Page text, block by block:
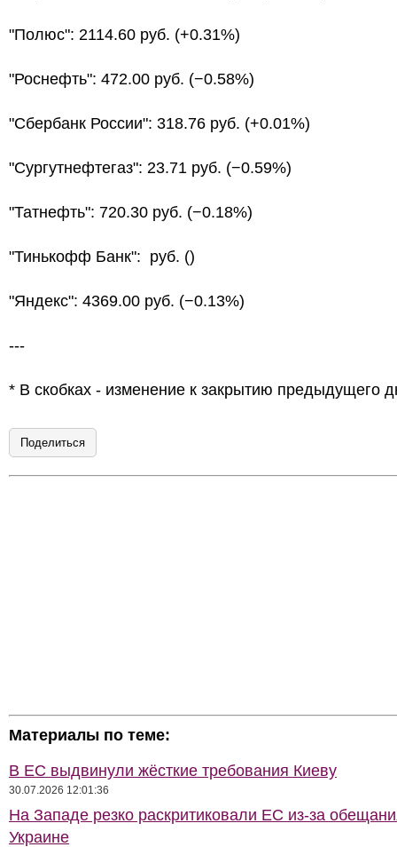
"Полюс": 2114.60 руб. (+0.31%)
"Роснефть": 472.00 руб. (−0.58%)
"Сбербанк России": 318.76 руб. (+0.01%)
"Сургутнефтегаз": 23.71 руб. (−0.59%)
"Татнефть": 720.30 руб. (−0.18%)
"Тинькофф Банк": руб. ()
"Яндекс": 4369.00 руб. (−0.13%)
---
* В скобках - изменение к закрытию предыдущего
Поделиться
Материалы по теме:
В ЕС выдвинули жёсткие требования Киеву
30.07.2026 12:01:36
На Западе резко раскритиковали ЕС из-за
Украине